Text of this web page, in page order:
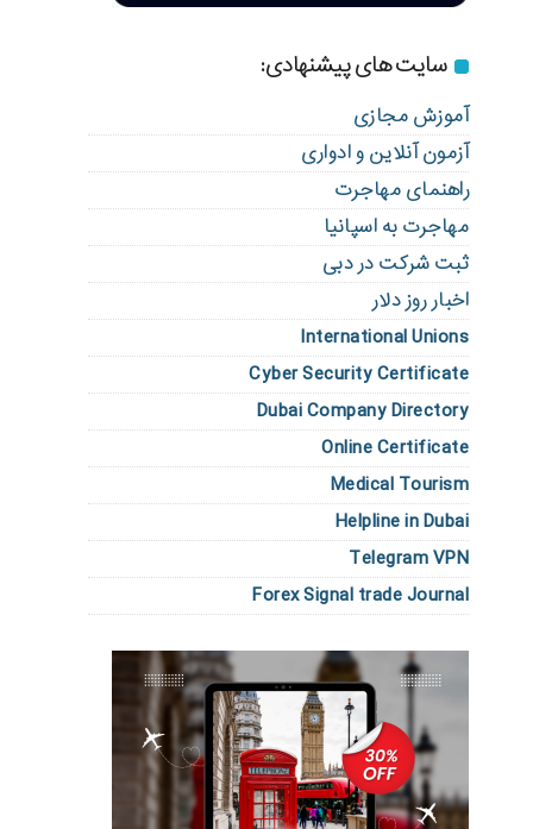
سایت های پیشنهادی:
آموزش مجازی
آزمون آنلاین و ادواری
راهنمای مهاجرت
مهاجرت به اسپانیا
ثبت شرکت در دبی
اخبار روز دلار
International Unions
Cyber Security Certificate
Dubai Company Directory
Online Certificate
Medical Tourism
Helpline in Dubai
Telegram VPN
Forex Signal trade Journal